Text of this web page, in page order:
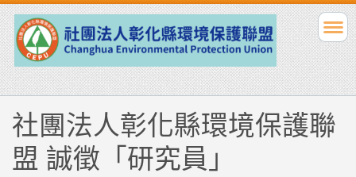
社團法人彰化縣環境保護聯
盟 誠徵「研究員」